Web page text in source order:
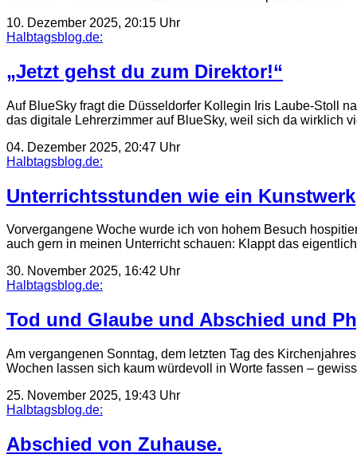
10. Dezember 2025, 20:15 Uhr
Halbtagsblog.de:
„Jetzt gehst du zum Direktor!“
Auf BlueSky fragt die Düsseldorfer Kollegin Iris Laube-Stoll
das digitale Lehrerzimmer auf BlueSky, weil sich da wirklich
04. Dezember 2025, 20:47 Uhr
Halbtagsblog.de:
Unterrichtsstunden wie ein Kunstwerk
Vorvergangene Woche wurde ich von hohem Besuch
auch gern in meinen Unterricht schauen: Klappt das
30. November 2025, 16:42 Uhr
Halbtagsblog.de:
Tod und Glaube und Abschied und
Am vergangenen Sonntag, dem letzten Tag des
Wochen lassen sich kaum würdevoll in Worte fassen –
25. November 2025, 19:43 Uhr
Halbtagsblog.de:
Abschied von Zuhause.